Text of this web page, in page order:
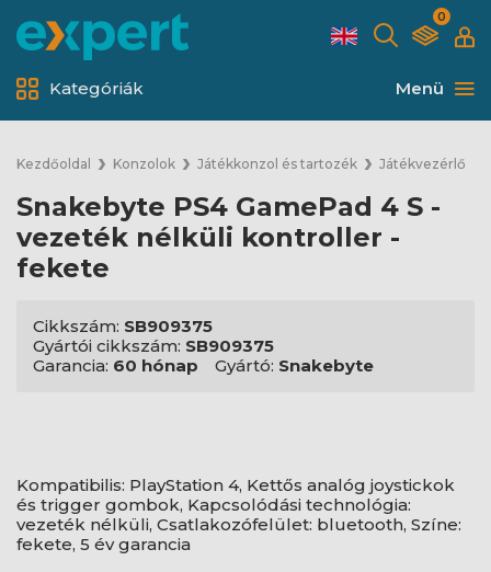
0
Menü
Kategóriák
Kezdőoldal Konzolok Játékkonzol és tartozék Játékvezérlő
Snakebyte PS4 GamePad 4 S -
vezeték nélküli kontroller -
fekete
Cikkszám: SB909375
Gyártói cikkszám: SB909375
Garancia: 60 hónap Gyártó: Snakebyte
Kompatibilis: PlayStation 4, Kettős analóg joystickok
és trigger gombok, Kapcsolódási technológia:
vezeték nélküli, Csatlakozófelület: bluetooth, Színe:
fekete, 5 év garancia